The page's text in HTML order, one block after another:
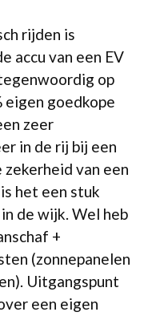
rijden is
accu van een EV
op
eigen goedkope
zeer
in de rij bij een
van een
het een stuk
de wijk. Wel heb
+
(zonnepanelen
Uitgangspunt
een eigen